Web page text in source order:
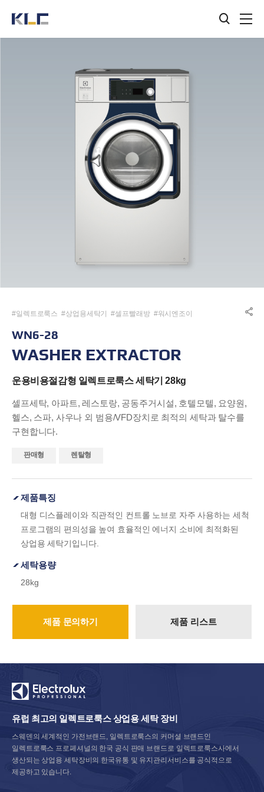
검색창
WN6-28
WASHER EXTRACTOR
운용비용절감형 일렉트로룩스 세탁기 28kg
셀프세탁, 아파트, 레스토랑, 공동주거시설, 호텔모텔, 요양원,
헬스, 스파, 사우나 외 범용/VFD장치로 최적의 세탁과 탈수를
구현합니다.
판매형 렌탈형
제품특징
대형 디스플레이와 직관적인 컨트롤 노브로 자주 사용하는 세척
프로그램의 편의성을 높여 효율적인 에너지 소비에 최적화된
상업용 세탁기입니다.
세탁용량
28kg
#일렉트로룩스 #상업용세탁기 #셀프빨래방 #워시엔조이
#세탁소
#세탁실
#coinlaundry #상업용세탁기
#산업용세탁기
제품 문의하기 제품 리스트
유럽 최고의 일렉트로룩스 상업용 세탁 장비
스웨덴의 세계적인 가전브랜드, 일렉트로룩스의 커머셜 브랜드인
일렉트로룩스 프로페셔널의 한국 공식 판매 브랜드로 일렉트로룩스사에서
생산되는 상업용 세탁장비의 한국유통 및 유지관리서비스를 공식적으로
제공하고 있습니다.